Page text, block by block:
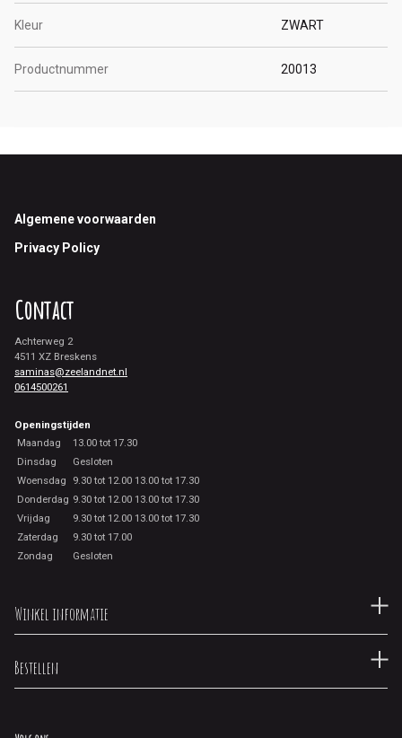
Kleur ZWART
Productnummer 20013
Footer
Algemene voorwaarden
Privacy Policy
Contact
Achterweg 2
4511 XZ Breskens
saminas@zeelandnet.nl
0614500261
Openingstijden
Maandag
13.00 tot 17.30
Dinsdag
Gesloten
Woensdag
9.30 tot 12.00 13.00 tot 17.30
Donderdag 9.30 tot 12.00 13.00 tot 17.30
Vrijdag
9.30 tot 12.00 13.00 tot 17.30
Zaterdag
9.30 tot 17.00
Zondag
Gesloten
Winkel informatie
Bestellen